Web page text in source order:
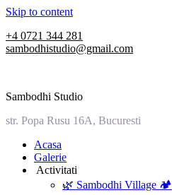
Skip to content
+4 0721 344 281
sambodhistudio@gmail.com
Sambodhi Studio
str. Popa Rusu 16A, Bucuresti
‎Acasa
Galerie
‎ ‎Activitati‎
🌿 Sambodhi Village 🏕️